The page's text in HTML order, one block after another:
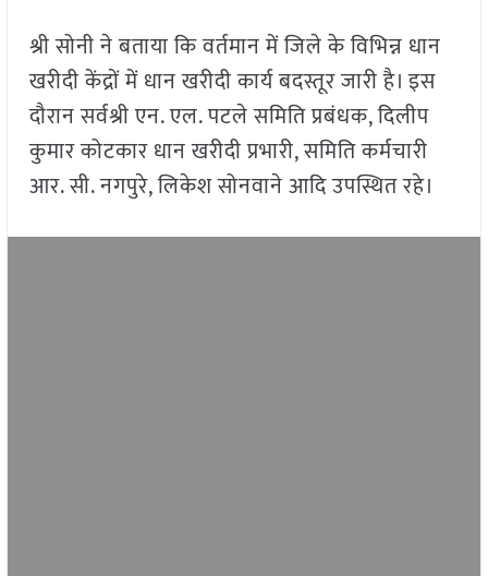
श्री सोनी ने बताया कि वर्तमान में जिले के विभिन्न धान
खरीदी केंद्रों में धान खरीदी कार्य बदस्तूर जारी है। इस
दौरान सर्वश्री एन. एल. पटले समिति प्रबंधक, दिलीप
कुमार कोटकार धान खरीदी प्रभारी, समिति कर्मचारी
आर. सी. नगपुरे, लिकेश सोनवाने आदि उपस्थित रहे।